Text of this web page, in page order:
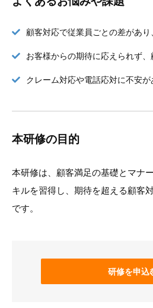
顧客対応で従業員ごとの差があ
お客様からの期待に応えられず
クレーム対応や電話応対に不安
本研修の目的
本研修は、顧客満足の基礎とマナ
キルを習得し、期待を超える顧客
です。
研修を申込